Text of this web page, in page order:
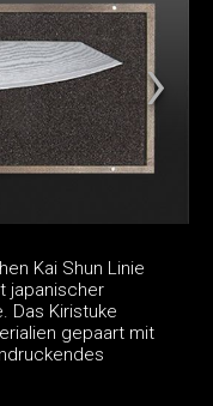
Kai Shun Linie
japanischer
Das Kiristuke
gepaart mit